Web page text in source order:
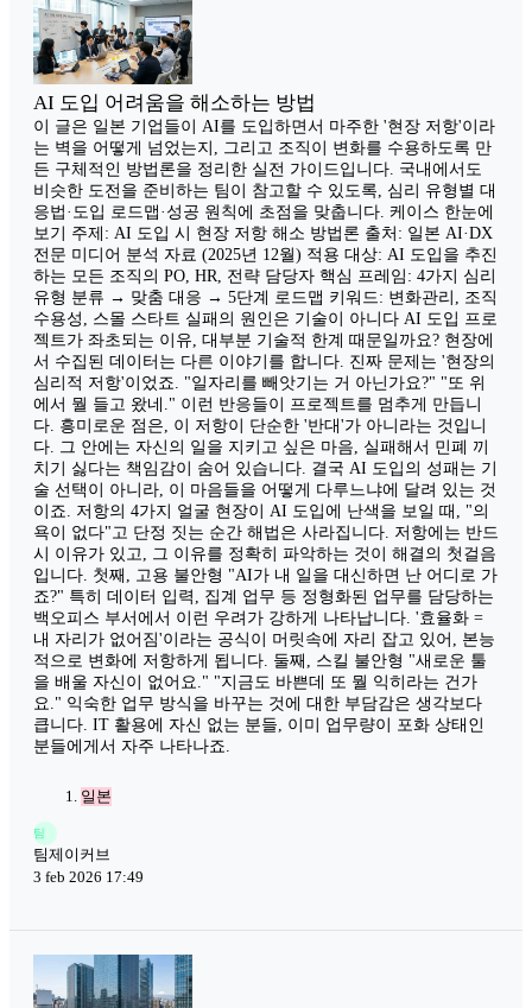
AI 도입 어려움을 해소하는 방법
이 글은 일본 기업들이 AI를 도입하면서 마주한 '현장 저항'이라
는 벽을 어떻게 넘었는지, 그리고 조직이 변화를 수용하도록 만
든 구체적인 방법론을 정리한 실전 가이드입니다. 국내에서도
비슷한 도전을 준비하는 팀이 참고할 수 있도록, 심리 유형별 대
응법·도입 로드맵·성공 원칙에 초점을 맞춥니다. 케이스 한눈에
보기 주제: AI 도입 시 현장 저항 해소 방법론 출처: 일본 AI·DX
전문 미디어 분석 자료 (2025년 12월) 적용 대상: AI 도입을 추진
하는 모든 조직의 PO, HR, 전략 담당자 핵심 프레임: 4가지 심리
유형 분류 → 맞춤 대응 → 5단계 로드맵 키워드: 변화관리, 조직
수용성, 스몰 스타트 실패의 원인은 기술이 아니다 AI 도입 프로
젝트가 좌초되는 이유, 대부분 기술적 한계 때문일까요? 현장에
서 수집된 데이터는 다른 이야기를 합니다. 진짜 문제는 '현장의
심리적 저항'이었죠. "일자리를 빼앗기는 거 아닌가요?" "또 위
에서 뭘 들고 왔네." 이런 반응들이 프로젝트를 멈추게 만듭니
다. 흥미로운 점은, 이 저항이 단순한 '반대'가 아니라는 것입니
다. 그 안에는 자신의 일을 지키고 싶은 마음, 실패해서 민폐 끼
치기 싫다는 책임감이 숨어 있습니다. 결국 AI 도입의 성패는 기
술 선택이 아니라, 이 마음들을 어떻게 다루느냐에 달려 있는 것
이죠. 저항의 4가지 얼굴 현장이 AI 도입에 난색을 보일 때, "의
욕이 없다"고 단정 짓는 순간 해법은 사라집니다. 저항에는 반드
시 이유가 있고, 그 이유를 정확히 파악하는 것이 해결의 첫걸음
입니다. 첫째, 고용 불안형 "AI가 내 일을 대신하면 난 어디로 가
죠?" 특히 데이터 입력, 집계 업무 등 정형화된 업무를 담당하는
백오피스 부서에서 이런 우려가 강하게 나타납니다. '효율화 =
내 자리가 없어짐'이라는 공식이 머릿속에 자리 잡고 있어, 본능
적으로 변화에 저항하게 됩니다. 둘째, 스킬 불안형 "새로운 툴
을 배울 자신이 없어요." "지금도 바쁜데 또 뭘 익히라는 건가
요." 익숙한 업무 방식을 바꾸는 것에 대한 부담감은 생각보다
큽니다. IT 활용에 자신 없는 분들, 이미 업무량이 포화 상태인
분들에게서 자주 나타나죠.
일본
팀
팀제이커브
3 feb 2026 17:49